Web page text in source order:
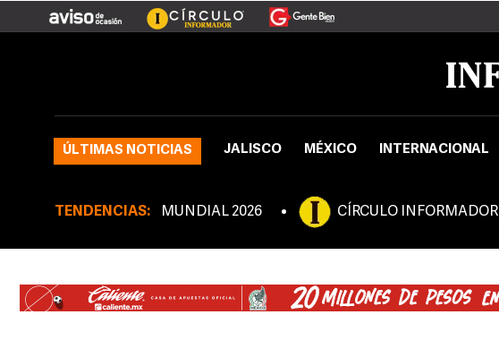
ÚLTIMAS NOTICIAS JALISCO MÉXICO INTERNACIONAL
TENDENCIAS: MUNDIAL 2026 CÍRCULO INFORMADOR